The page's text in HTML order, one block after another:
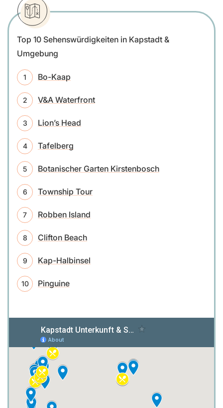
Top 10 Sehenswürdigkeiten in Kapstadt &
Umgebung
Bo-Kaap
V&A Waterfront
Lion’s Head
Tafelberg
Botanischer Garten Kirstenbosch
Township Tour
Robben Island
Clifton Beach
Kap-Halbinsel
Pinguine